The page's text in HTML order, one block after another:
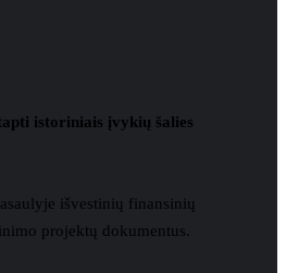
istoriniais įvykių šalies
išvestinių finansinių
projektų dokumentus.